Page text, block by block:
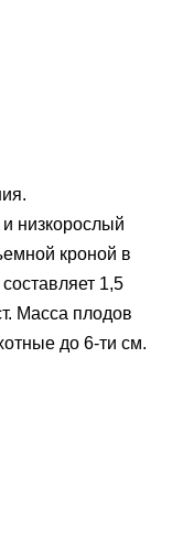
низкорослый
кроной в
1,5
Масса плодов
до 6-ти см.